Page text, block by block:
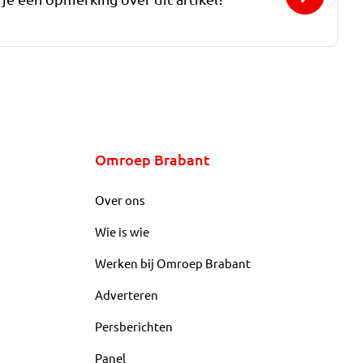
Omroep Brabant
Over ons
Wie is wie
Werken bij Omroep Brabant
Adverteren
Persberichten
Panel